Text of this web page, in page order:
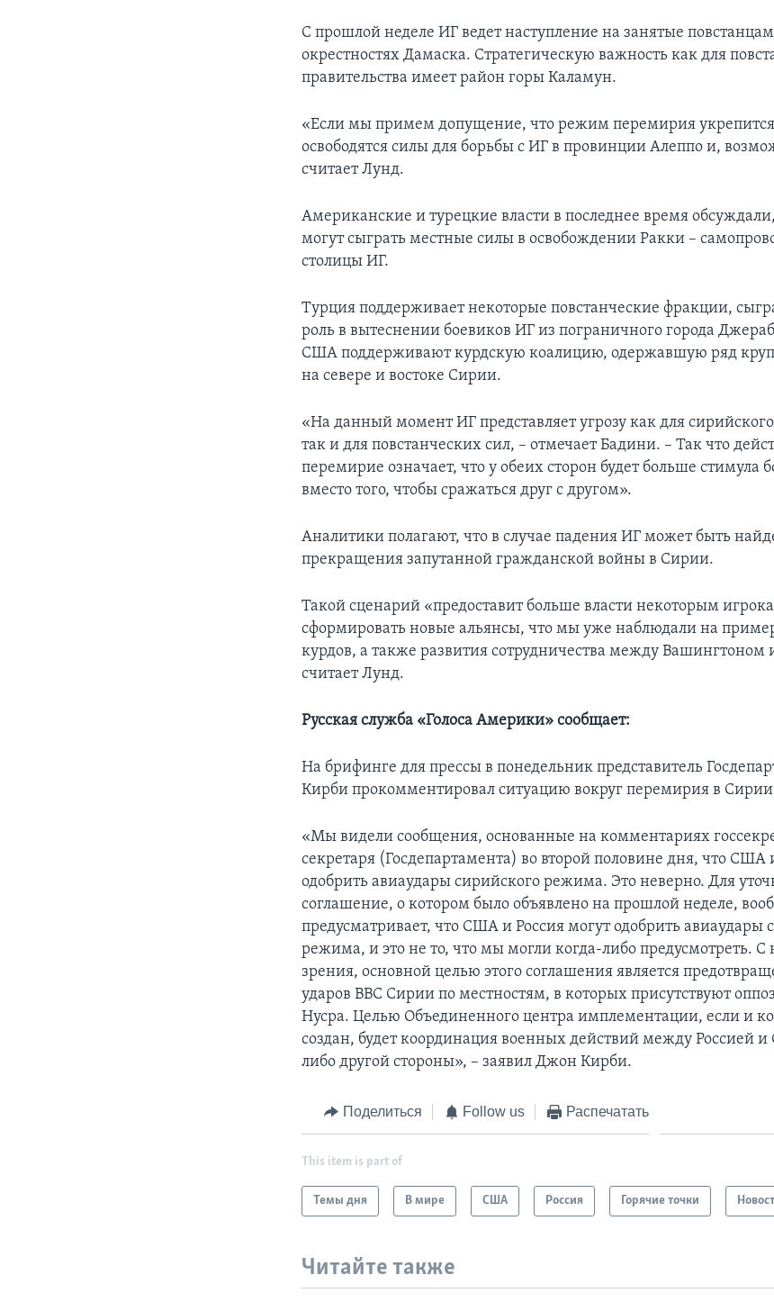
С прошлой неделе ИГ ведет наступление на занятые
окрестностях Дамаска. Стратегическую важность как для
правительства имеет район горы Каламун.
«Если мы примем допущение, что режим перемирия
освободятся силы для борьбы с ИГ в провинции Алеппо и,
считает Лунд.
Американские и турецкие власти в последнее время
могут сыграть местные силы в освобождении Ракки –
столицы ИГ.
Турция поддерживает некоторые повстанческие фракции,
роль в вытеснении боевиков ИГ из пограничного города
США поддерживают курдскую коалицию, одержавшую ряд
на севере и востоке Сирии.
«На данный момент ИГ представляет угрозу как для
так и для повстанческих сил, – отмечает Бадини. – Так что
перемирие означает, что у обеих сторон будет больше стимула
вместо того, чтобы сражаться друг с другом».
Аналитики полагают, что в случае падения ИГ может быть
прекращения запутанной гражданской войны в Сирии.
Такой сценарий «предоставит больше власти некоторым
сформировать новые альянсы, что мы уже наблюдали на
курдов, а также развития сотрудничества между Вашингтоном
считает Лунд.
Русская служба «Голоса Америки» сообщает:
На брифинге для прессы в понедельник представитель
Кирби прокомментировал ситуацию вокруг перемирия в
«Мы видели сообщения, основанные на комментариях
секретаря (Госдепартамента) во второй половине дня, что США
одобрить авиаудары сирийского режима. Это неверно. Для
соглашение, о котором было объявлено на прошлой неделе,
предусматривает, что США и Россия могут одобрить авиаудары
режима, и это не то, что мы могли когда-либо предусмотреть.
зрения, основной целью этого соглашения является
ударов ВВС Сирии по местностям, в которых присутствуют
Нусра. Целью Объединенного центра имплементации, если и
создан, будет координация военных действий между Россией
либо другой стороны», – заявил Джон Кирби.
Поделиться Follow us Распечатать
This item is part of
Темы дня В мире США Россия Горячие точки
Читайте также